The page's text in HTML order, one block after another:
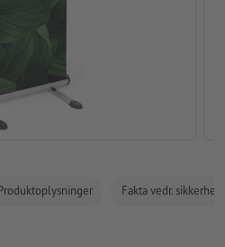
Fakta vedr.